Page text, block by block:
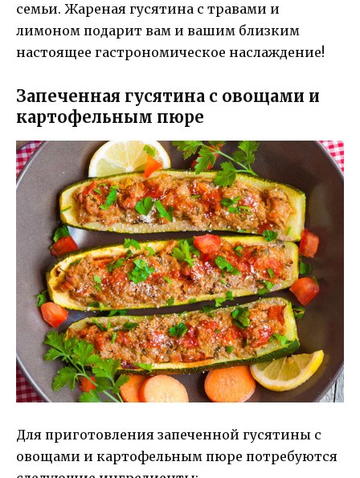
семьи. Жареная гусятина с травами и
лимоном подарит вам и вашим близким
настоящее гастрономическое наслаждение!
Запеченная гусятина с овощами и
картофельным пюре
Для приготовления запеченной гусятины с
овощами и картофельным пюре потребуются